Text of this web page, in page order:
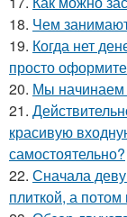
18. Чем
19. Когда нет
просто
20. Мы начинаем
21.
красивую
самостоятельно?
22. Сначала
плиткой, а потом